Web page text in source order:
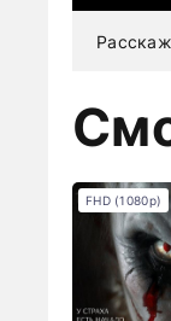
FHD (1080p)